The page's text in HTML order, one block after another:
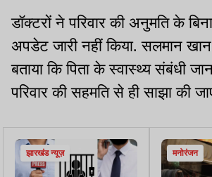
डॉक्टरों ने परिवार की अनुमति के
अपडेट जारी नहीं किया. सलमान खान
बताया कि पिता के स्वास्थ्य संबंधी
परिवार की सहमति से ही साझा की
झारखंड न्यूज़ मनोरंजन